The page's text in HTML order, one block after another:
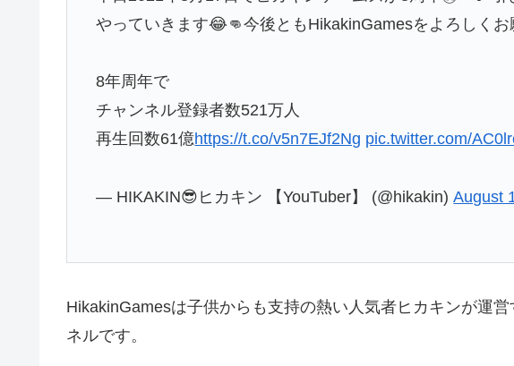
やっていきます😂👊今後ともHikakinGamesをよろしくお
8年周年で
チャンネル登録者数521万人
再生回数61億https://t.co/v5n7EJf2Ng pic.twitter.com/
— HIKAKIN😎ヒカキン 【YouTuber】 (@hikakin)August
HikakinGamesは子供からも支持の熱い人気者ヒカキンが運
ネルです。